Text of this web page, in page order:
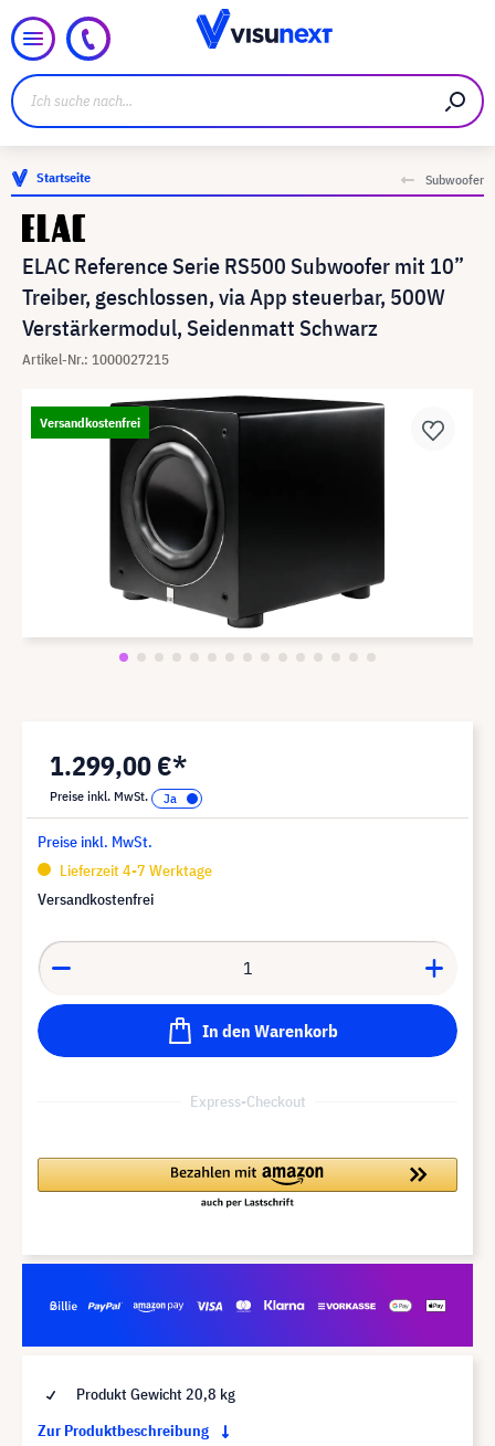
Startseite Subwoofer
ELAC Reference Serie RS500 Subwoofer mit 10”
Treiber, geschlossen, via App steuerbar, 500W
Verstärkermodul, Seidenmatt Schwarz
Artikel-Nr.: 1000027215
Versandkostenfrei
1.299,00 €*
Preise inkl. MwSt.
Preise inkl. MwSt.
Lieferzeit 4-7 Werktage
Versandkostenfrei
In den Warenkorb
Express-Checkout
Produkt Gewicht 20,8 kg
Zur Produktbeschreibung